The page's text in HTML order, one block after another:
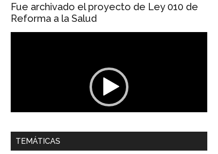
Fue archivado el proyecto de Ley 010 de
Reforma a la Salud
00:00 01:04
Dra. Carolina Corcho Mejía,Presidenta Corporación
TEMÁTICAS